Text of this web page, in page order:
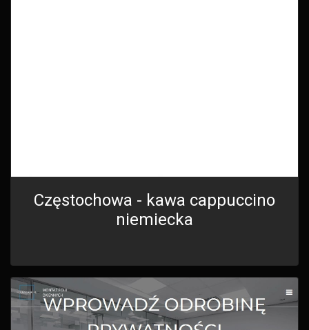
Częstochowa - kawa cappuccino
niemiecka